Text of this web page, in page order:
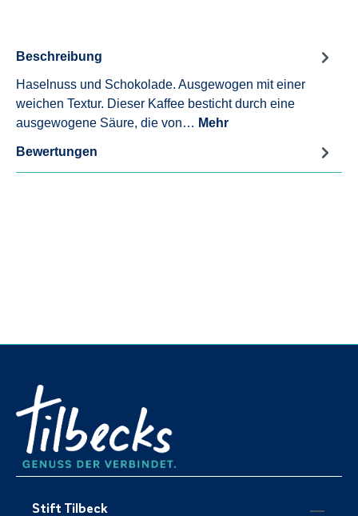
Beschreibung
Haselnuss und Schokolade. Ausgewogen mit einer
weichen Textur. Dieser Kaffee besticht durch eine
ausgewogene Säure, die von… Mehr
Bewertungen
Stift Tilbeck